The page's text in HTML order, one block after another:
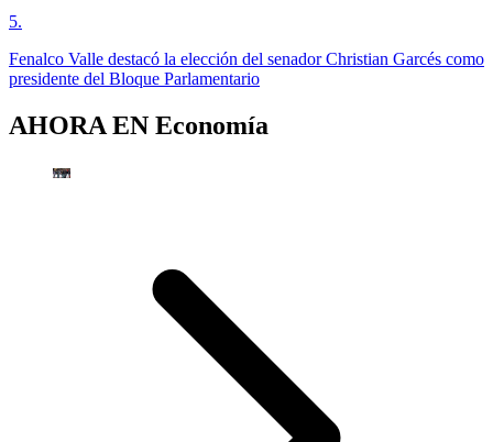
5.
Fenalco Valle destacó la elección del senador Christian Garcés como
presidente del Bloque Parlamentario
AHORA EN Economía